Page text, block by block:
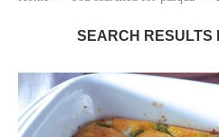
SEARCH RESULTS